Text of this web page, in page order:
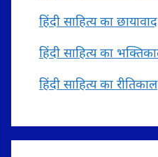
हिंदी साहित्य का छायावाद
हिंदी साहित्य का
हिंदी साहित्य का रीतिकाल